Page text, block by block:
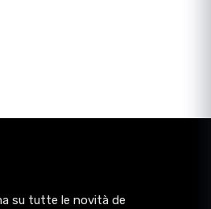
su tutte le novità de